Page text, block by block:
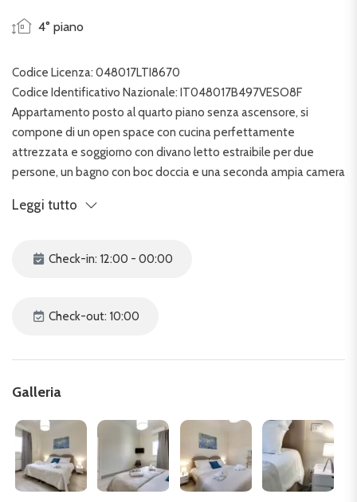
4° piano
Codice Licenza: 048017LTI8670
Codice Identificativo Nazionale: IT048017B497VESO8F
Appartamento posto al quarto piano senza ascensore, si
compone di un open space con cucina perfettamente
attrezzata e soggiorno con divano letto estraibile per due
persone, un bagno con boc doccia e una seconda ampia camera
Attraverso cinque comodi scalini si raggiunge la veranda
dalla celebre Galleria degli Uffizi, con una piacevole passeggiata
Leggi tutto
Check-in: 12:00 - 00:00
Check-out: 10:00
Galleria